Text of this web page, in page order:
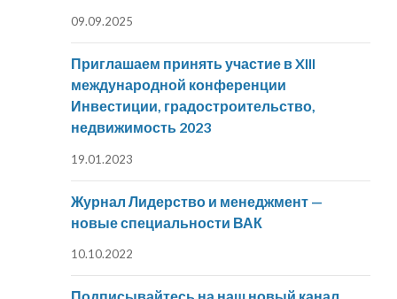
09.09.2025
Приглашаем принять участие в XIII
международной конференции
Инвестиции, градостроительство,
недвижимость 2023
19.01.2023
Журнал Лидерство и менеджмент —
новые специальности ВАК
10.10.2022